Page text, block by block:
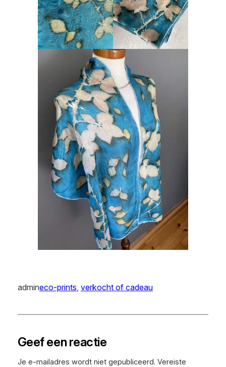
admineco-prints, verkocht of cadeau
Geef een reactie
Je e-mailadres wordt niet gepubliceerd. Vereiste